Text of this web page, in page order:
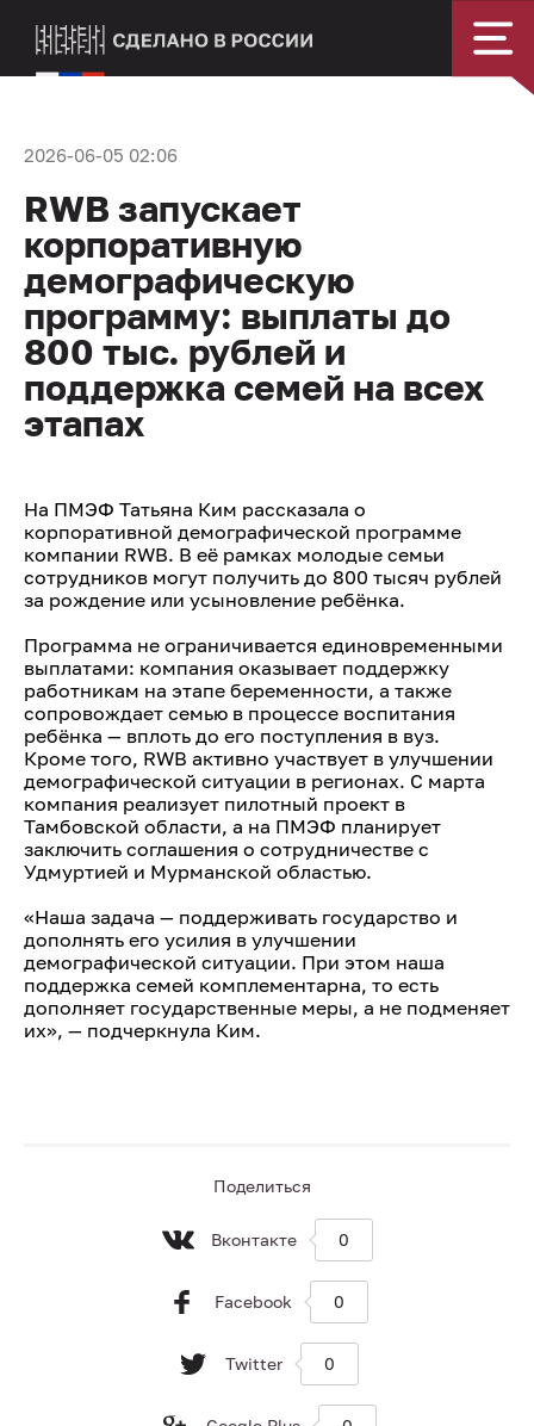
2026-06-05 02:06
RWB запускает
корпоративную
демографическую
программу: выплаты до
800 тыс. рублей и
поддержка семей на всех
этапах
На ПМЭФ Татьяна Ким рассказала о
корпоративной демографической программе
компании RWB. В её рамках молодые семьи
сотрудников могут получить до 800 тысяч рублей
за рождение или усыновление ребёнка.
Программа не ограничивается единовременными
выплатами: компания оказывает поддержку
работникам на этапе беременности, а также
сопровождает семью в процессе воспитания
ребёнка — вплоть до его поступления в вуз.
Кроме того, RWB активно участвует в улучшении
демографической ситуации в регионах. С марта
компания реализует пилотный проект в
Тамбовской области, а на ПМЭФ планирует
заключить соглашения о сотрудничестве с
Удмуртией и Мурманской областью.
«Наша задача — поддерживать государство и
дополнять его усилия в улучшении
демографической ситуации. При этом наша
поддержка семей комплементарна, то есть
дополняет государственные меры, а не подменяет
их», — подчеркнула Ким.
Поделиться
Вконтакте 0
Facebook 0
Twitter 0